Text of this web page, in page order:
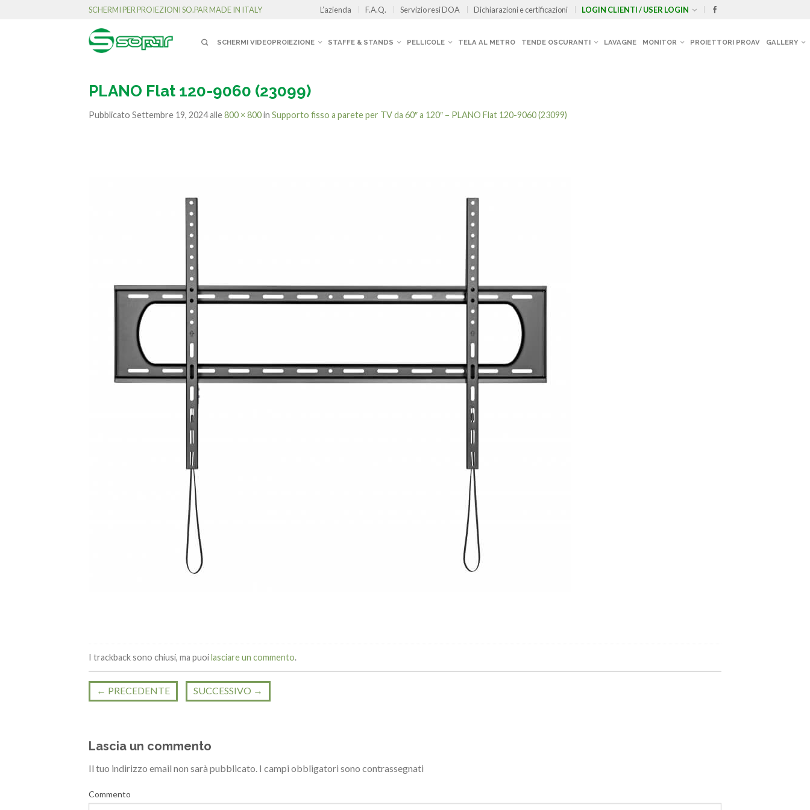
SCHERMI PER PROIEZIONI SO.PAR MADE IN ITALY L’azienda F.A.Q. Servizio resi DOA Dichiarazioni e certificazioni LOGIN CLIENTI / USER LOGIN
SCHERMI VIDEOPROIEZIONE STAFFE & STANDS PELLICOLE TELA AL METRO TENDE OSCURANTI LAVAGNE MONITOR PROIETTORI PROAV GALLERY
PLANO Flat 120-9060 (23099)
Pubblicato Settembre 19, 2024alle800 × 800in Supporto fisso a parete per TV da 60″ a 120″ – PLANO Flat 120-9060 (23099)
I trackback sono chiusi, ma puoilasciare un commento.
← PRECEDENTE SUCCESSIVO →
Lascia un commento
Il tuo indirizzo email non sarà pubblicato. I campi obbligatori sono contrassegnati
Commento